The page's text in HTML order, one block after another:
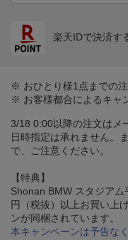
楽天IDで決済す
※ おひとり様1点までの注
※ お客様都合によるキャ
3/18 0:00以降の注文はメ
日時指定は承れません。
で、ご注意ください。
【特典】
Shonan BMW スタジア
円（税抜）以上お買い上
ンが同梱されています。
本キャンペーンは予告な